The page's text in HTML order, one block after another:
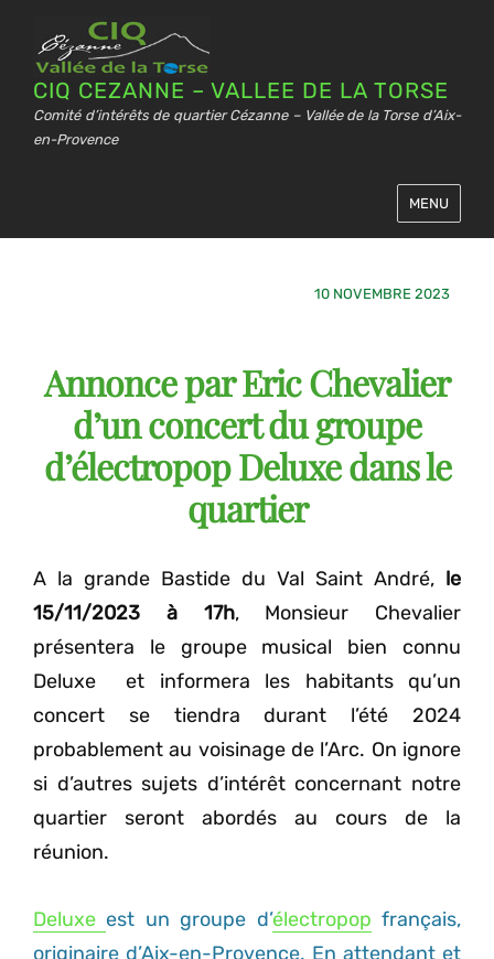
CIQ CEZANNE – VALLEE DE LA TORSE
Comité d’intérêts de quartier Cézanne – Vallée de la Torse d’Aix-
en-Provence
MENU
10 NOVEMBRE 2023
Annonce par Eric Chevalier
d’un concert du groupe
d’électropop Deluxe dans le
quartier
A la grande Bastide du Val Saint André, le
15/11/2023 à 17h, Monsieur Chevalier
présentera le groupe musical bien connu
Deluxe et informera les habitants qu’un
concert se tiendra durant l’été 2024
probablement au voisinage de l’Arc. On ignore
si d’autres sujets d’intérêt concernant notre
quartier seront abordés au cours de la
réunion.
Deluxeest un groupe d’électropop français,
originaire d’Aix-en-Provence. En attendant et